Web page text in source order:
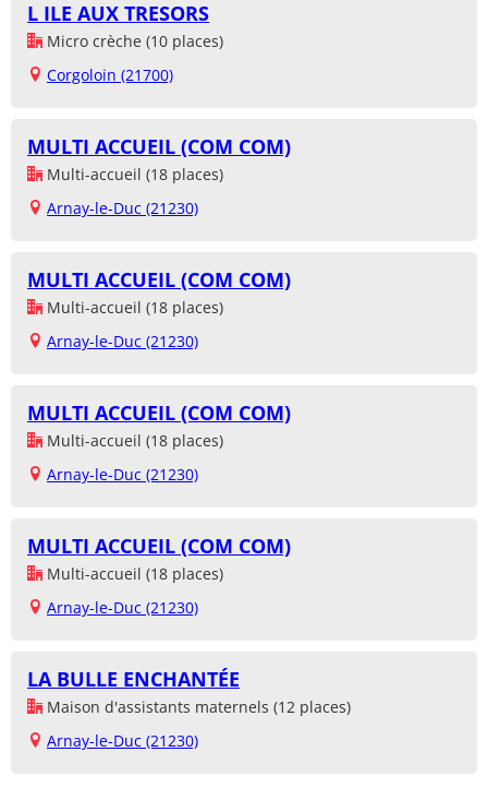
L ILE AUX TRESORS
Micro crèche (10 places)
Corgoloin (21700)
MULTI ACCUEIL (COM COM)
Multi-accueil (18 places)
Arnay-le-Duc (21230)
MULTI ACCUEIL (COM COM)
Multi-accueil (18 places)
Arnay-le-Duc (21230)
MULTI ACCUEIL (COM COM)
Multi-accueil (18 places)
Arnay-le-Duc (21230)
MULTI ACCUEIL (COM COM)
Multi-accueil (18 places)
Arnay-le-Duc (21230)
LA BULLE ENCHANTÉE
Maison d'assistants maternels (12 places)
Arnay-le-Duc (21230)